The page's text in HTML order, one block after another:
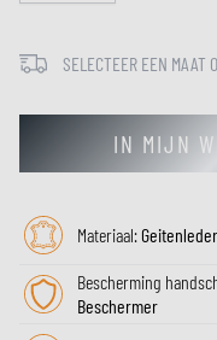
SELECTEER EEN MAAT
IN MIJN
Materiaal:Geitenleder
Bescherming
Beschermer